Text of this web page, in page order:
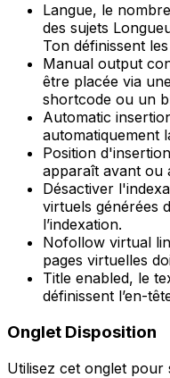
Langue, le
des sujets
Ton définissent
Manual output
être placée via
shortcode ou un
Automatic
automatiquement
Position d'insertion
apparaît avant ou
Désactiver
virtuels générées
l’indexation.
Nofollow virtual
pages virtuelles
Title enabled, le
définissent l’en-
Onglet Disposition
Utilisez cet onglet pour